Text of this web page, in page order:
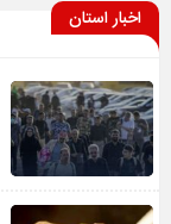
اخبار استان